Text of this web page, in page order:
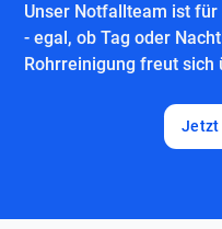
Unser Notfallteam ist
- egal, ob Tag oder
Rohrreinigung freut
Jetzt